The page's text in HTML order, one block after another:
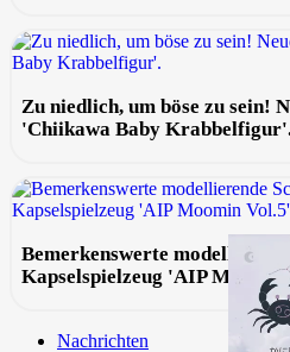
Zu niedlich, um böse zu sein!
'Chiikawa Baby
Bemerkenswerte
Kapselspielzeug 'AIP Moomin
Nachrichten